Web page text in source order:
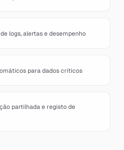
logs, alertas e desempenho
para dados críticos
partilhada e registo de